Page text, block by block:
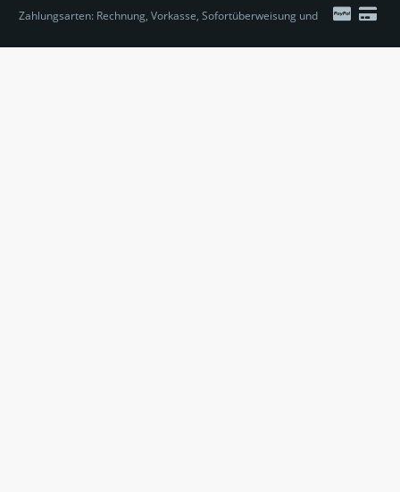
Zahlungsarten: Rechnung, Vorkasse, Sofortüberweisung und